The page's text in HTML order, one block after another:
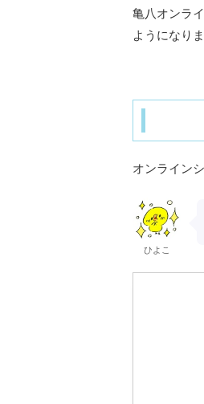
亀八オンラ
ようになりま
オンライン
ひよこ